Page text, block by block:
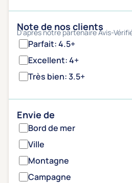
Note de nos clients
D'après notre partenaire Avis-
Parfait: 4.5+
Excellent: 4+
Très bien: 3.5+
Envie de
Bord de mer
Ville
Montagne
Campagne